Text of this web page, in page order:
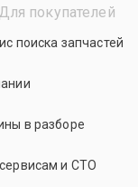
Для покупателей
поиска запчастей
в разборе
и СТО